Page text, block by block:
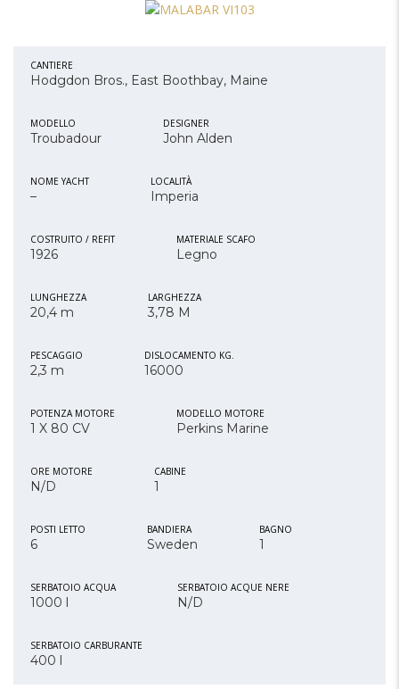
CANTIERE
Hodgdon Bros., East Boothbay, Maine
MODELLO
Troubadour
DESIGNER
John Alden
NOME YACHT
–
LOCALITÀ
Imperia
COSTRUITO / REFIT
1926
MATERIALE SCAFO
Legno
LUNGHEZZA
20,4 m
LARGHEZZA
3,78 M
PESCAGGIO
2,3 m
DISLOCAMENTO KG.
16000
POTENZA MOTORE
1 X 80 CV
MODELLO MOTORE
Perkins Marine
ORE MOTORE
N/D
CABINE
1
POSTI LETTO
6
BANDIERA
Sweden
BAGNO
1
SERBATOIO ACQUA
1000 l
SERBATOIO ACQUE NERE
N/D
SERBATOIO CARBURANTE
400 l